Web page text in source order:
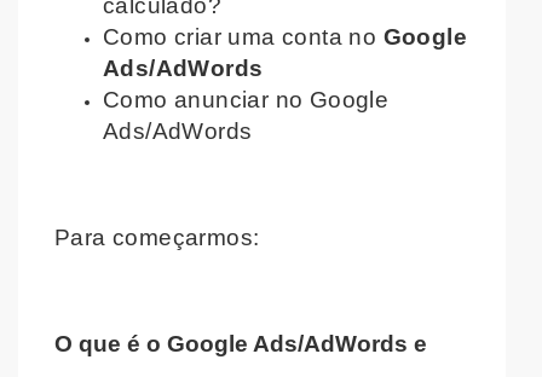
calculado?
Como criar uma conta no Google
Ads/AdWords
Como anunciar no Google
Ads/AdWords
Para começarmos:
O que é o Google Ads/AdWords e